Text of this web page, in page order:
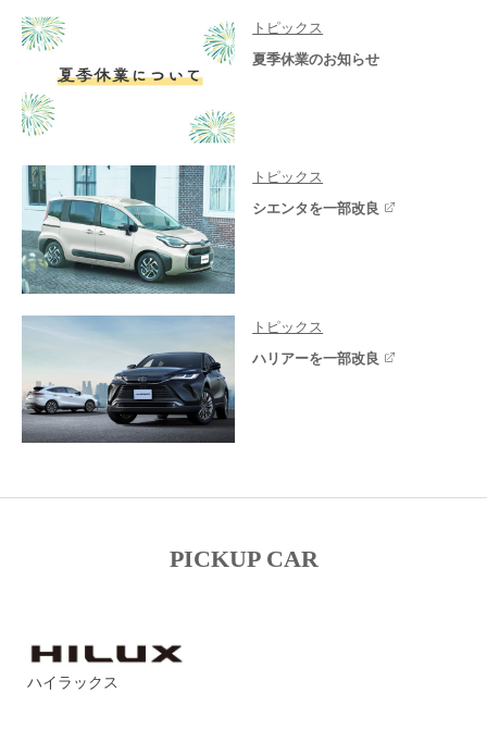
トピックス
夏季休業のお知らせ
トピックス
シエンタを一部改良
トピックス
ハリアーを一部改良
PICKUP CAR
ハイラックス